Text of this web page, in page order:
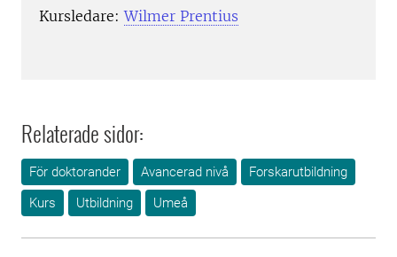
Kursledare:Wilmer Prentius
Relaterade sidor:
För doktorander Avancerad nivå
Forskarutbildning
Kurs
Utbildning Umeå